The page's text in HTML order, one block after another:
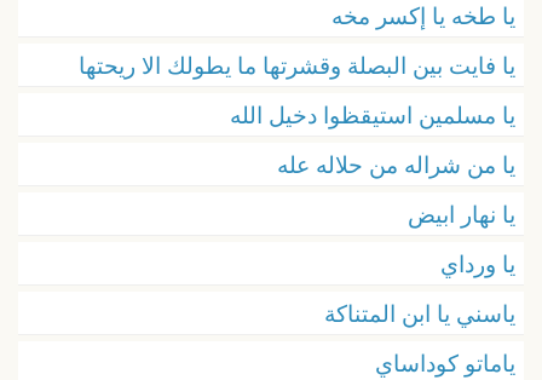
يا طخه يا إكسر مخه
يا فايت بين البصلة وقشرتها ما يطولك الا ريحتها
يا مسلمين استيقظوا دخيل الله
يا من شراله من حلاله عله
يا نهار ابيض
يا ورداي
ياسني يا ابن المتناكة
ياماتو كوداساي